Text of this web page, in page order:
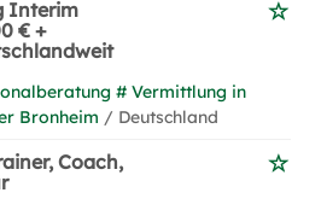
Interim
€ +
# Vermittlung in
Bronheim / Deutschland
Coach,